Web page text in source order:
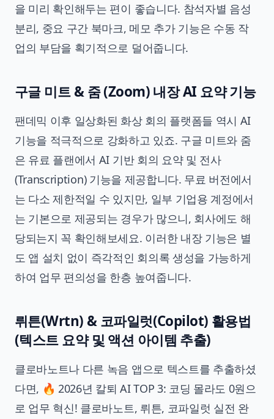
을 미리 확인해두는 편이 좋습니다. 참석자별 음성
분리, 중요 구간 북마크, 메모 추가 기능은 수동 작
업의 부담을 획기적으로 덜어줍니다.
구글 미트 & 줌 (Zoom) 내장 AI 요약 기능
팬데믹 이후 일상화된 화상 회의 플랫폼들 역시 AI
기능을 적극적으로 강화하고 있죠. 구글 미트와 줌
은 유료 플랜에서 AI 기반 회의 요약 및 전사
(Transcription) 기능을 제공합니다. 무료 버전에서
는 다소 제한적일 수 있지만, 일부 기업용 계정에서
는 기본으로 제공되는 경우가 많으니, 회사에도 해
당되는지 꼭 확인해보세요. 이러한 내장 기능은 별
도 앱 설치 없이 즉각적인 회의록 생성을 가능하게
하여 업무 편의성을 한층 높여줍니다.
뤼튼(Wrtn) & 코파일럿(Copilot) 활용법
(텍스트 요약 및 액션 아이템 추출)
클로바노트나 다른 녹음 앱으로 텍스트를 추출하셨
다면, 🔥 2026년 칼퇴 AI TOP 3: 코딩 몰라도 0원으
로 업무 혁신! 클로바노트, 뤼튼, 코파일럿 실전 완